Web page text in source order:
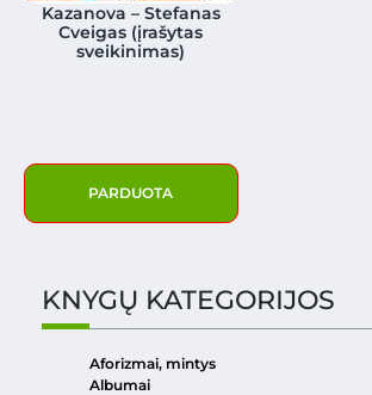
Kazanova – Stefanas
Cveigas (įrašytas
sveikinimas)
PARDUOTA
KNYGŲ KATEGORIJOS
Aforizmai, mintys
Albumai